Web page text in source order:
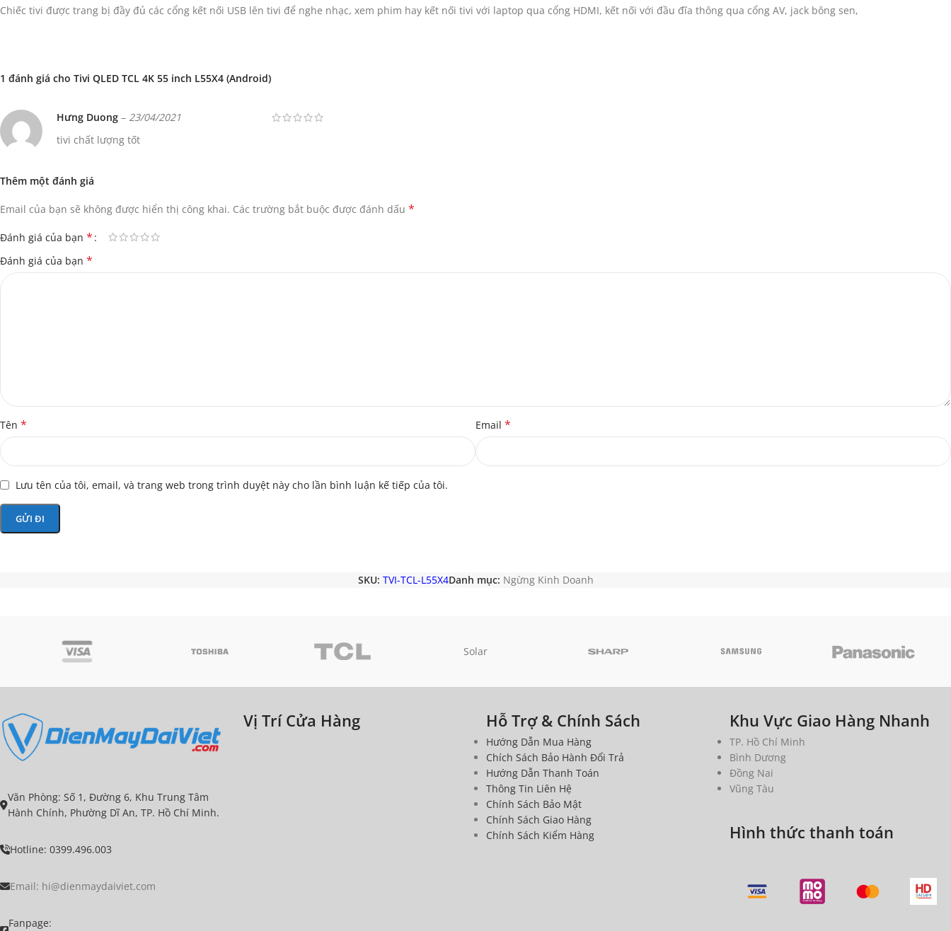
Chiếc tivi được trang bị đầy đủ các cổng kết nối USB lên tivi để nghe nhạc, xem phim hay kết nối tivi với laptop qua cổng HDMI, kết nối với đầu đĩa thông qua cổng AV, jack bông sen,
1 đánh giá cho Tivi QLED TCL 4K 55 inch L55X4 (Android)
Hưng Duong – 23/04/2021
tivi chất lượng tốt
Thêm một đánh giá
Email của bạn sẽ không được hiển thị công khai. Các trường bắt buộc được đánh dấu *
Đánh giá của bạn *
Đánh giá của bạn *
Tên * Email *
Lưu tên của tôi, email, và trang web trong trình duyệt này cho lần bình luận kế tiếp của tôi.
SKU: TVI-TCL-L55X4Danh mục: Ngừng Kinh Doanh
Solar
Văn Phòng: Số 1, Đường 6, Khu Trung Tâm
Hành Chính, Phường Dĩ An, TP. Hồ Chí Minh.
Hotline: 0399.496.003
Email: hi@dienmaydaiviet.com
Fanpage:
Vị Trí Cửa Hàng Hỗ Trợ & Chính Sách
Hướng Dẫn Mua Hàng
Chích Sách Bảo Hành Đổi Trả
Hướng Dẫn Thanh Toán
Thông Tin Liên Hệ
Chính Sách Bảo Mật
Chính Sách Giao Hàng
Chính Sách Kiểm Hàng
Khu Vực Giao Hàng Nhanh
TP. Hồ Chí Minh
Bình Dương
Đồng Nai
Vũng Tàu
Hình thức thanh toán